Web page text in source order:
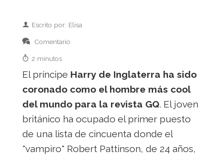
Escrito por: Elisa
Comentario
2 minutos
El príncipe Harry de Inglaterra ha sido
coronado como el hombre más cool
del mundo para la revista GQ. El joven
británico ha ocupado el primer puesto
de una lista de cincuenta donde el
"vampiro" Robert Pattinson, de 24 años,